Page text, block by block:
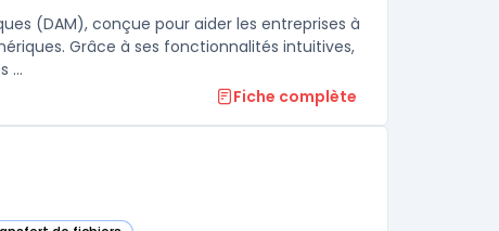
(DAM), conçue pour aider les entreprises à
Grâce à ses fonctionnalités intuitives,
...
Fiche complète